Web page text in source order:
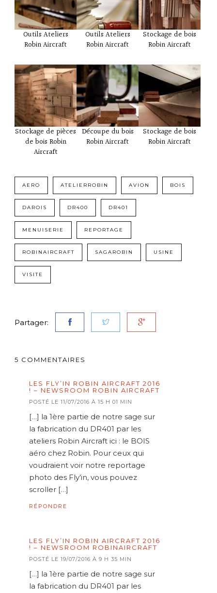
Outils Ateliers
Robin Aircraft
Outils Ateliers
Robin Aircraft
Stockage de bois
Robin Aircraft
Stockage de pièces
de bois Robin
Aircraft
Découpe du bois
Robin Aircraft
Stockage de bois
Robin Aircraft
AERO ATELIERROBIN AVION BOIS
DAROIS DR400 DR401
MENUISERIE REPORTAGE
ROBINAIRCRAFT SAGAROBIN USINE
VISITE
Partager:
5 COMMENTAIRES
LES FLY’IN ROBIN AIRCRAFT 2016
! – NEWSROOM ROBIN AIRCRAFT
POSTÉ LE 11/07/2016 À 15 H 01 MIN
[…] la 1ère partie de notre sage sur
la fabrication du DR401 par les
ateliers Robin Aircraft ici : le BOIS
aéro chez Robin. Pour ceux qui
voudraient voir notre reportage
photo des Fly’in, vous pouvez
scroller […]
RÉPONDRE
LES FLY’IN ROBIN AIRCRAFT 2016
! – NEWSROOM ROBINAIRCRAFT
POSTÉ LE 19/07/2016 À 9 H 35 MIN
[…] la 1ère partie de notre sage sur
la fabrication du DR401 par les